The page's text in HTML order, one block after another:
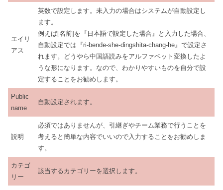
エイリ
アス
英数で設定します。未入力の場合はシステムが自動設定し
ます。
例えば[名前]を『日本語で設定した場合』と入力した場合、
自動設定では『ri-bende-she-dingshita-chang-he』で設定さ
れます。どうやら中国語読みをアルファベット変換したよ
うな形になります。なので、わかりやすいものを自分で設
定することをお勧めします。
Public
name
自動設定されます。
説明
必須ではありませんが、引継ぎやチーム業務で行うことを
考えると簡単な内容でいいので入力することをお勧めしま
す。
カテゴ
リー
該当するカテゴリーを選択します。